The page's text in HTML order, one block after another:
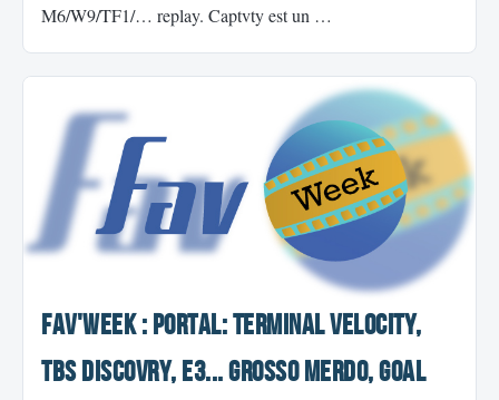
M6/W9/TF1/… replay. Captvty est un …
Fav'Week : POrtal: Terminal Velocity,
TBS Discovry, E3... grosso merdo, Goal